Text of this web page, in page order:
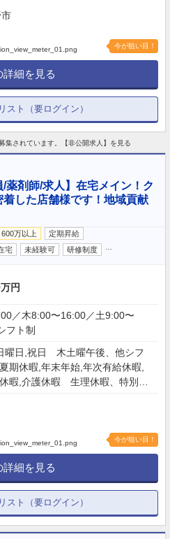
今が狙い目！
詳細を見る
スト（要ログイン）
薬剤師/求人】在宅メイン！ク
した店舗様です！地域貢献
600万以上
定期昇給
宅 未経験可 研修制度
円
／木8:00〜16:00／土9:00〜
フト制
曜日,祝日 木土曜午後、他シフ
期休暇,年末年始,年次有給休暇,
暇,介護休暇 生理休暇、特別休
今が狙い目！
詳細を見る
スト（要ログイン）